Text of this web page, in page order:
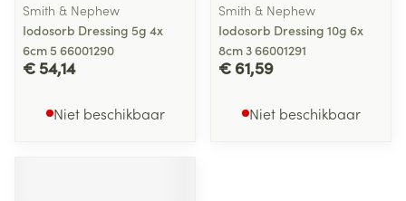
Smith & Nephew
Iodosorb Dressing 5g 4x
6cm 5 66001290
€ 54,14
Niet beschikbaar
Smith & Nephew
Iodosorb Dressing 10g 6x
8cm 3 66001291
€ 61,59
Niet beschikbaar